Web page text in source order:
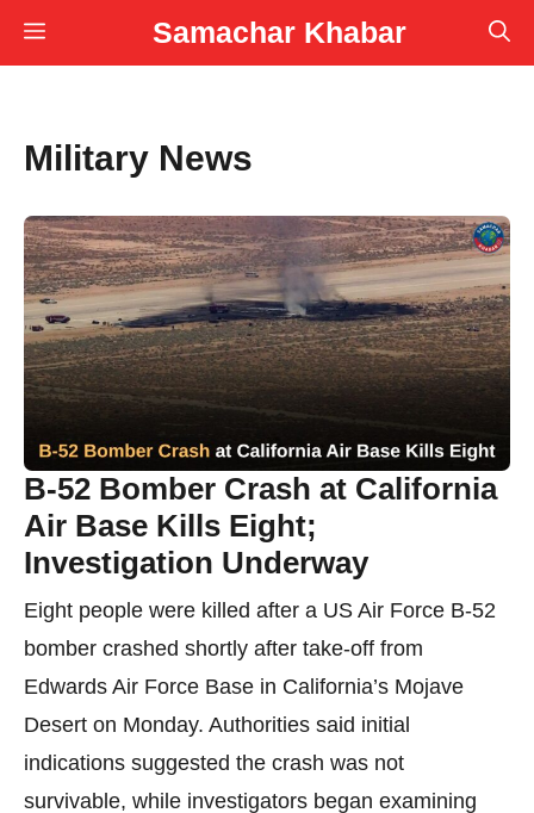
Skip
to
Samachar Khabar
Menu
Military News
B-52 Bomber Crash at California
Air Base Kills Eight;
Investigation Underway
Eight people were killed after a US Air Force B-52
bomber crashed shortly after take-off from
Edwards Air Force Base in California’s Mojave
Desert on Monday. Authorities said initial
indications suggested the crash was not
survivable, while investigators began examining